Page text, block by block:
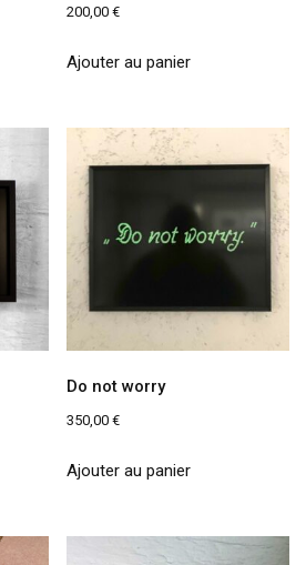
200,00€
Ajouter au panier
Do not worry
350,00€
Ajouter au panier